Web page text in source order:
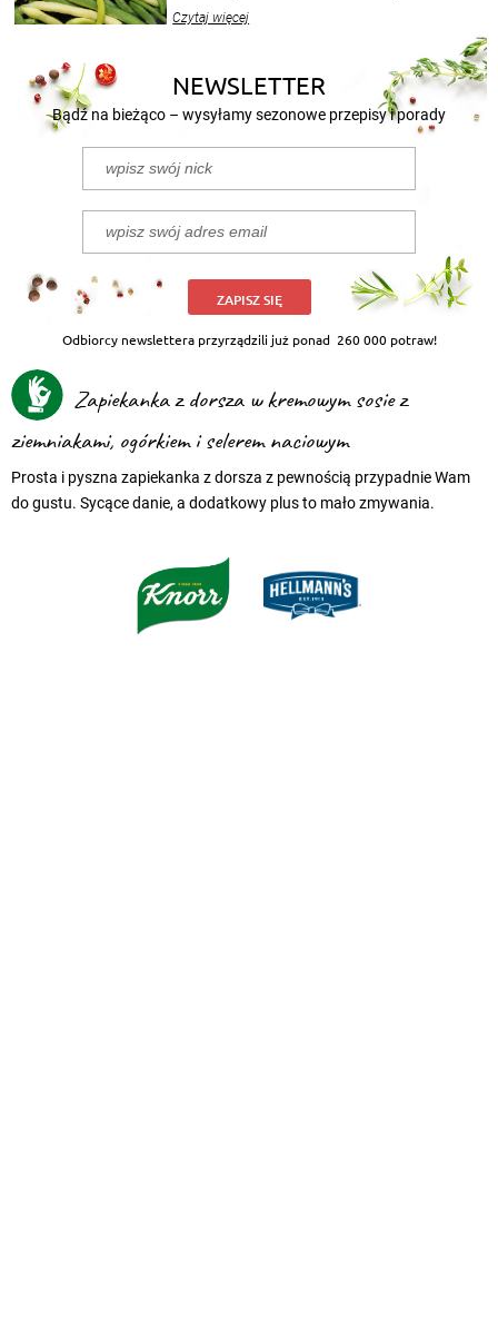
nasze propozycje!
Czytaj więcej
NEWSLETTER
Bądź na bieżąco – wysyłamy sezonowe przepisy i porady
ZAPISZ SIĘ
Odbiorcy newslettera przyrządzili już ponad 260 000 potraw!
Zapiekanka z dorsza w kremowym sosie z
ziemniakami, ogórkiem i selerem naciowym
Prosta i pyszna zapiekanka z dorsza z pewnością przypadnie Wam
do gustu. Sycące danie, a dodatkowy plus to mało zmywania.